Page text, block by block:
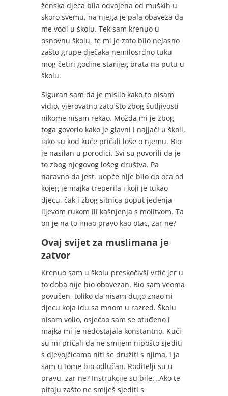
ženska djeca bila odvojena od muških u
skoro svemu, na njega je pala obaveza da
me vodi u školu. Tek sam krenuo u
osnovnu školu, te mi je zato bilo nejasno
zašto grupe dječaka nemilosrdno tuku
mog četiri godine starijeg brata na putu u
školu.
Siguran sam da je mislio kako to nisam
vidio, vjerovatno zato što zbog šutljivosti
nikome nisam rekao. Možda mi je zbog
toga govorio kako je glavni i najjači u školi,
iako su kod kuće pričali loše o njemu. Bio
je nasilan u porodici. Svi su govorili da je
to zbog njegovog lošeg društva. Pa
naravno da jest, uopće nije bilo do oca od
kojeg je majka treperila i koji je tukao
djecu, čak i zbog sitnica poput jedenja
lijevom rukom ili kašnjenja s molitvom. Ta
on je na to imao pravo kao otac, zar ne?
Ovaj svijet za muslimana je
zatvor
Krenuo sam u školu preskočivši vrtić jer u
to doba nije bio obavezan. Bio sam veoma
povučen, toliko da nisam dugo znao ni
djecu koja idu sa mnom u razred. Školu
nisam volio, osjećao sam se otuđeno i
majka mi je nedostajala konstantno. Kući
su mi pričali da ne smijem nipošto sjediti
s djevojčicama niti se družiti s njima, i ja
sam u tome bio odlučan. Roditelji su u
pravu, zar ne? Instrukcije su bile: „Ako te
pitaju zašto ne smiješ sjediti s